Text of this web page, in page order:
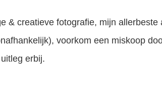
& creatieve fotografie, mijn allerbeste
voorkom een miskoop
erbij.